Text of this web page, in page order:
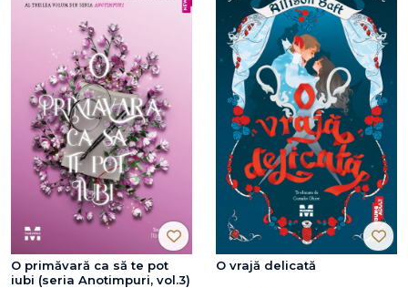
O primăvară ca să te pot
iubi (seria Anotimpuri, vol.3)
O vrajă delicată